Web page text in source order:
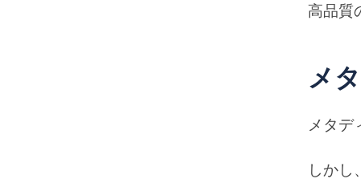
高品質
メ
メタデ
しかし